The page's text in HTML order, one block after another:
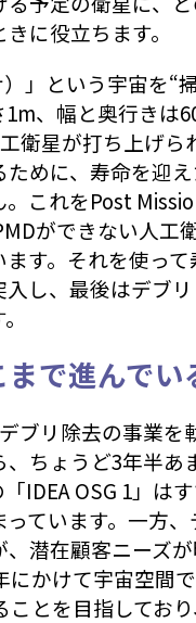
に役立ちます。
」という宇宙を“
、幅と奥行きは
衛星が打ち上げら
めに、寿命を迎
これをPost
ができない人
す。それを使っ
し、最後はデブ
で進んでい
ブリ除去の事業を
、ちょうど3年半
IDEA OSG 1」は
ています。一方
潜在顧客ニーズ
にかけて宇宙空間
ことを目指してお